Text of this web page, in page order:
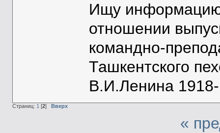
Ищу информацию
отношении
командно-
Ташкентского
В.И.Ленина 1918-
Страниц: 1 [2] Вверх
«